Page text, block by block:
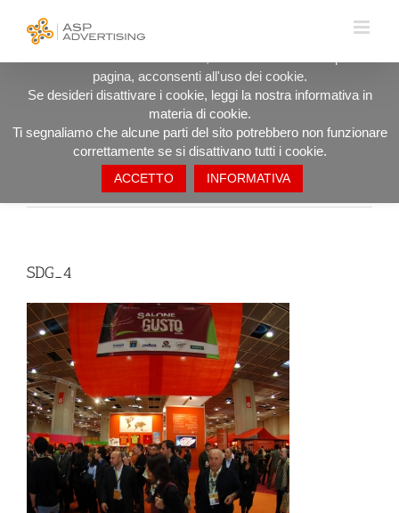
contenuto
SDG_4
SDG_4
UTILIZZIAMO I COOKIE PER OFFRIRTI LA MIGLIORE
ESPERIENZA DI NAVIGAZIONE POSSIBILE.
pagina, acconsenti all'uso dei cookie.
Se desideri disattivare i cookie, leggi la nostra informativa in
materia di cookie.
Ti segnaliamo che alcune parti del sito potrebbero non funzionare
correttamente se si disattivano tutti i cookie.
ACCETTO INFORMATIVA